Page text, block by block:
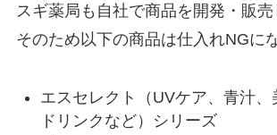
スギ薬局も自社で商品を開発・販売
そのため以下の商品は仕入れNGに
エスセレクト（UVケア、青汁、
ドリンクなど）シリーズ